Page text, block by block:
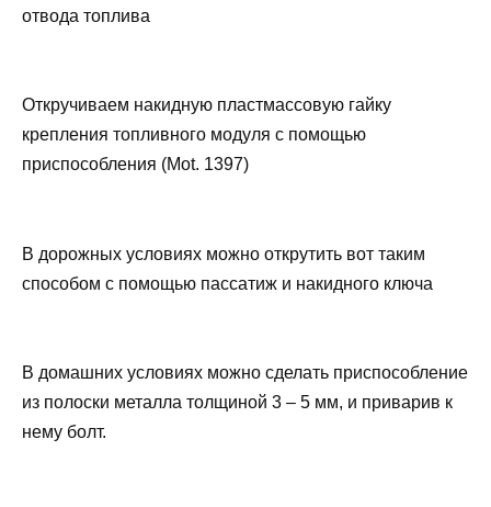
отвода топлива
Откручиваем накидную пластмассовую гайку
крепления топливного модуля с помощью
приспособления (Mot. 1397)
В дорожных условиях можно открутить вот таким
способом с помощью пассатиж и накидного ключа
В домашних условиях можно сделать приспособление
из полоски металла толщиной 3 – 5 мм, и приварив к
нему болт.